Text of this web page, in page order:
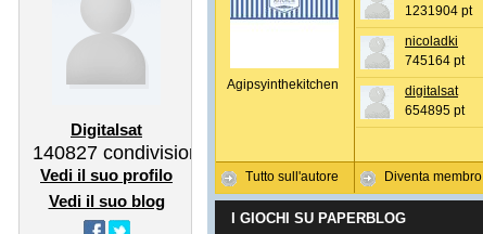
Digitalsat
140827 condivisioni
Vedi il suo profilo
Vedi il suo blog
Agipsyinthekitchen
Tutto sull'autore
1231904 pt
nicoladki
745164 pt
digitalsat
654895 pt
Diventa membro
I GIOCHI SU PAPERBLOG